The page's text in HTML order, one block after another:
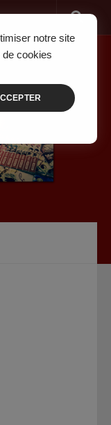
notre site
de cookies